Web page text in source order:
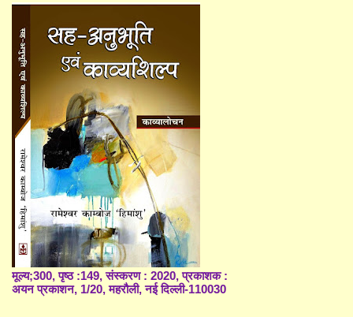
मूल्य;300, पृष्ठ :149, संस्करण : 2020, प्रकाशक :
अयन प्रकाशन, 1/20, महरौली, नई दिल्ली-110030